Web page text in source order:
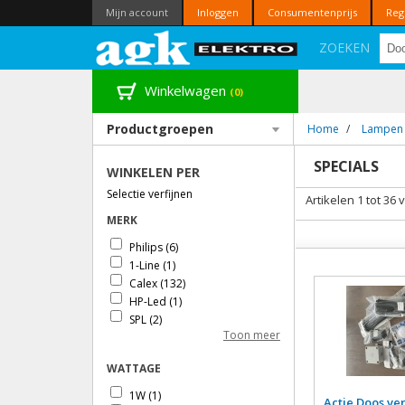
Mijn account Inloggen Consumentenprijs
ZOEKEN
Winkelwagen (0)
Productgroepen Home /
SPECIALS
Artikelen 1 tot 36
WINKELEN PER
Selectie verfijnen
MERK
Philips (6)
1-Line (1)
Calex (132)
HP-Led (1)
SPL (2)
Toon meer
WATTAGE
1W (1)